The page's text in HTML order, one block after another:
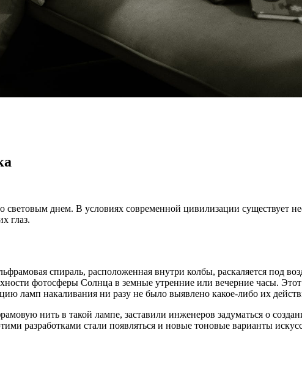
световым днем. В условиях современной цивилизации существует
глаз.
спираль, расположенная внутри колбы, раскаляется под
фотосферы Солнца в земные утренние или вечерние часы.
ламп накаливания ни разу не было выявлено какое-либо их
нить в такой лампе, заставили инженеров задуматься о
разработками стали появляться и новые тоновые варианты